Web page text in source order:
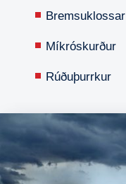
Bremsuklossar
Míkróskurður
Rúðuþurrkur